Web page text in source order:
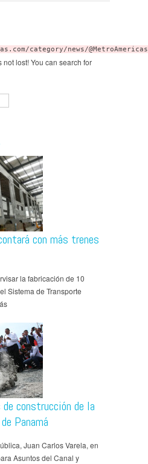
category/news/@MetroAmericas
lost! You can search for
con más trenes
la fabricación de 10
Sistema de Transporte
construcción de la
Panamá
Juan Carlos Varela, en
Asuntos del Canal y